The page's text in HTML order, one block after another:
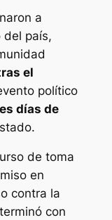
a
del país,
el
político
días de
de toma
en
contra la
con